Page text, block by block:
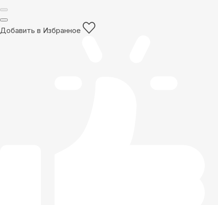
Добавить в Избранное